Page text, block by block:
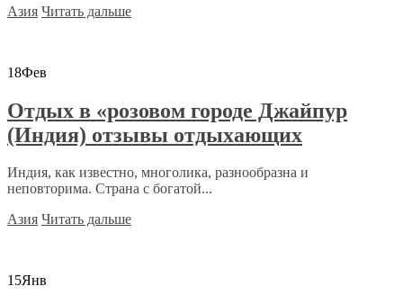
Азия Читать дальше
18Фев
Отдых в «розовом городе Джайпур
(Индия) отзывы отдыхающих
Индия, как известно, многолика, разнообразна и
неповторима. Страна с богатой...
Азия Читать дальше
15Янв